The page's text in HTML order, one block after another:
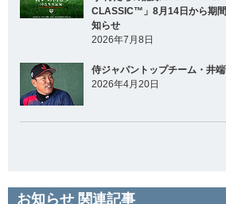
CLASSIC™」8月14日から期
知らせ
2026年7月8日
侍ジャパントップチーム・井
2026年4月20日
お知らせ 関連記事